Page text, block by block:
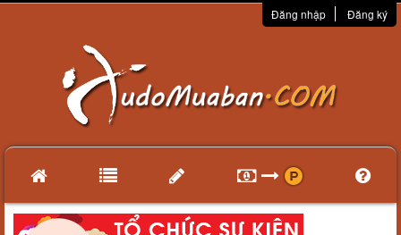
Đăng nhập Đăng ký